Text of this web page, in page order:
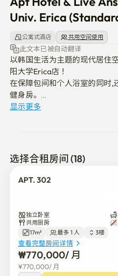
Univ. Erica
公寓式酒店 共用空间使用
此文本已被自动翻译
以韩国生活为主题的现代居住
阳大学Erica店！
在保障包间和个人浴室的同时,
健身房。
[客房向导]
是适合独自旅行或情侣旅行的
有方便的两门冰箱和微波炉，
在整洁温馨的A.P.T酒店&Liiv
吧~
[停车指南]
酒店内7个停车位（因为狭小
如有追加车辆，将告知附近停
显示更多
选择合租房间 (18)
APT. 302
独立卧室
共用厨房
17m²
最多 1 人 3楼
查看完整房间详情
₩770,000/ 月
¥770,000/ 月